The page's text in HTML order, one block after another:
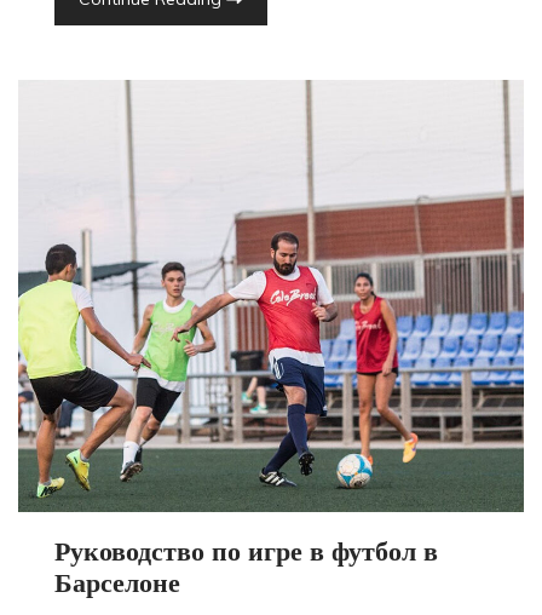
Руководство по игре в футбол в
Барселоне